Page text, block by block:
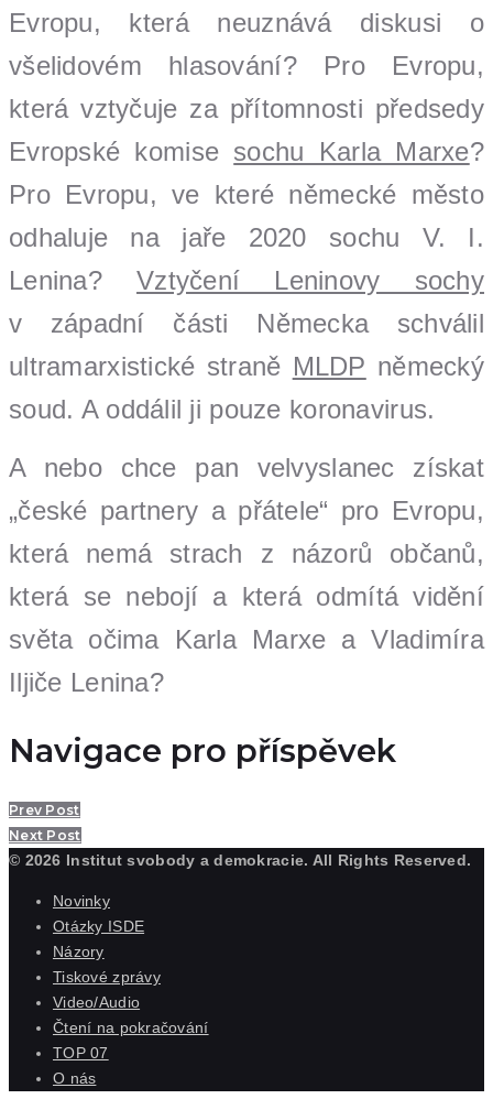
Evropu, která neuznává diskusi o
všelidovém hlasování? Pro Evropu,
která vztyčuje za přítomnosti předsedy
Evropské komise sochu Karla Marxe?
Pro Evropu, ve které německé město
odhaluje na jaře 2020 sochu V. I.
Lenina?Vztyčení Leninovy sochy
v západní části Německa schválil
ultramarxistické straně MLDP německý
soud. A oddálil ji pouze koronavirus.
A nebo chce pan velvyslanec získat
„české partnery a přátele“ pro Evropu,
která nemá strach z názorů občanů,
která se nebojí a která odmítá vidění
světa očima Karla Marxe a Vladimíra
Iljiče Lenina?
Navigace pro příspěvek
Prev Post
Next Post
© 2026 Institut svobody a demokracie. All Rights Reserved.
Novinky
Otázky ISDE
Názory
Tiskové zprávy
Video/Audio
Čtení na pokračování
TOP 07
O nás